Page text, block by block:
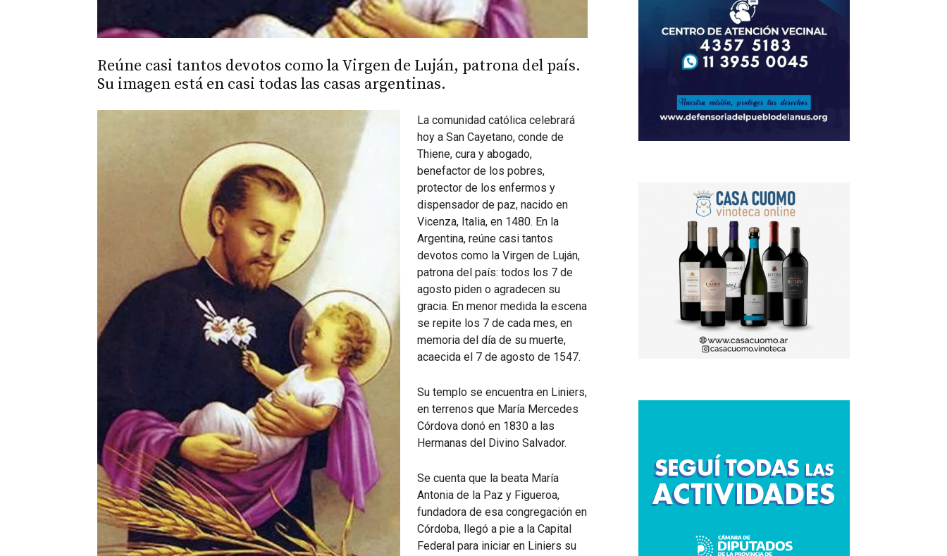
Reúne casi tantos devotos como la Virgen de Luján, patrona del país.
Su imagen está en casi todas las casas argentinas.
La comunidad católica celebrará
hoy a San Cayetano, conde de
Thiene, cura y abogado,
benefactor de los pobres,
protector de los enfermos y
dispensador de paz, nacido en
Vicenza, Italia, en 1480. En la
Argentina, reúne casi tantos
devotos como la Virgen de Luján,
patrona del país: todos los 7 de
agosto piden o agradecen su
gracia. En menor medida la escena
se repite los 7 de cada mes, en
memoria del día de su muerte,
acaecida el 7 de agosto de 1547.
Su templo se encuentra en Liniers,
en terrenos que María Mercedes
Córdova donó en 1830 a las
Hermanas del Divino Salvador.
Se cuenta que la beata María
Antonia de la Paz y Figueroa,
fundadora de esa congregación en
Córdoba, llegó a pie a la Capital
Federal para iniciar en Liniers su